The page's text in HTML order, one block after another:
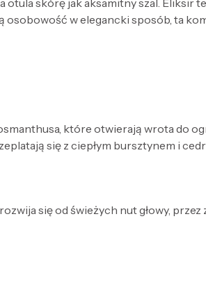
skórę jak aksamitny szal. Eliksir
w elegancki sposób, ta
które otwierają wrota do
się z ciepłym bursztynem i
się od świeżych nut głowy, przez